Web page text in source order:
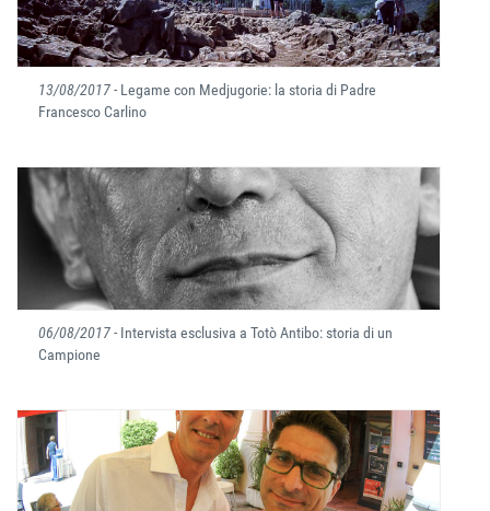
13/08/2017- Legame con Medjugorie: la storia di Padre
Francesco Carlino
06/08/2017- Intervista esclusiva a Totò Antibo: storia di un
Campione